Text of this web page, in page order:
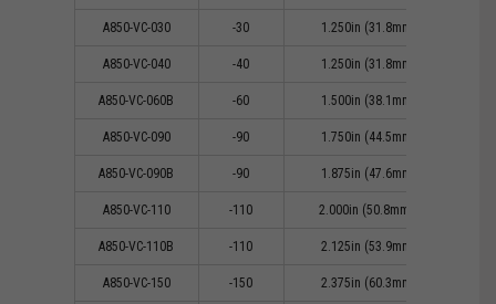
A850-VC-030 -30 1.250in (31.8mm)
A850-VC-040 -40 1.250in (31.8mm)
A850-VC-060B -60 1.500in (38.1mm)
A850-VC-090 -90 1.750in (44.5mm)
A850-VC-090B -90 1.875in (47.6mm)
A850-VC-110 -110 2.000in (50.8mm))
A850-VC-110B -110 2.125in (53.9mm)
A850-VC-150 -150 2.375in (60.3mm)